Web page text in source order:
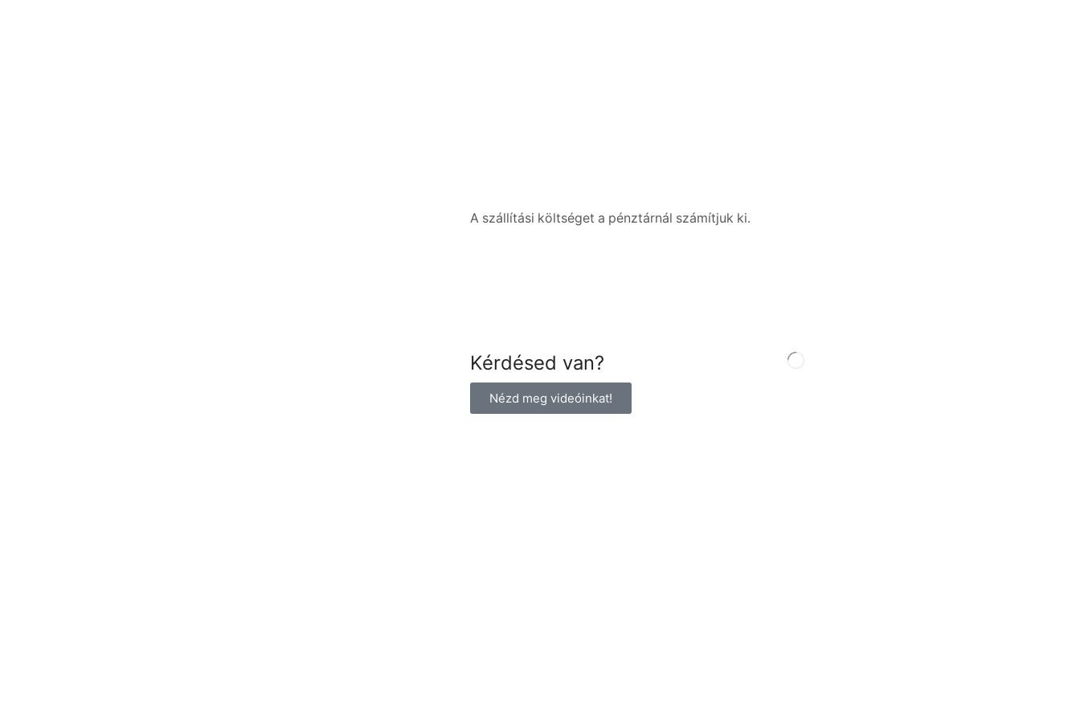
A szállítási költséget a pénztárnál számítjuk ki.
Kérdésed van?
Nézd meg videóinkat!